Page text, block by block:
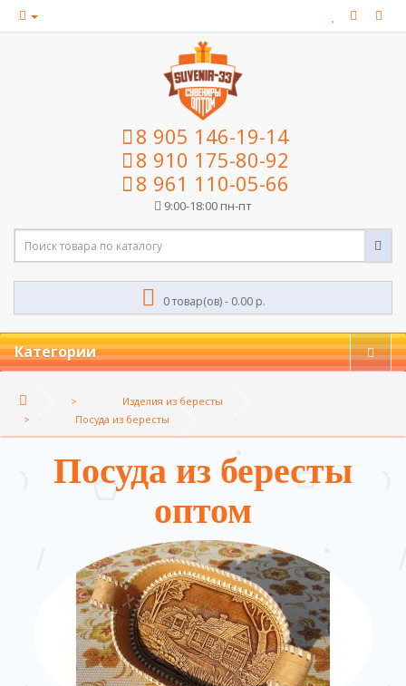
8 905 146-19-14
8 910 175-80-92
8 961 110-05-66
9:00-18:00 пн-пт
0 товар(ов) - 0.00 р.
Категории
Изделия из бересты
Посуда из бересты
Посуда из бересты
оптом